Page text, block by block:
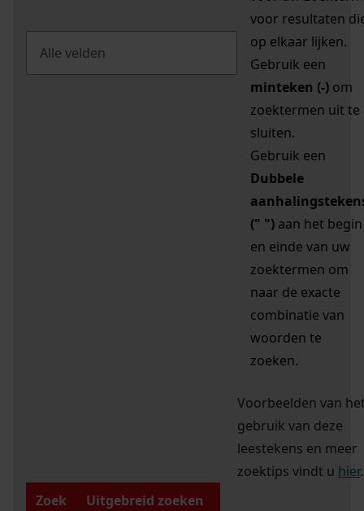
voor resultaten
op elkaar lijken.
Gebruik een
minteken (-) om
zoektermen uit te
sluiten.
Gebruik een
Dubbele
(" ") aan het begin
en einde van uw
zoektermen om
naar de exacte
combinatie van
woorden te
zoeken.
Voorbeelden van
gebruik van deze
leestekens en meer
zoektips vindt u hier.
Zoek
Uitgebreid zoeken